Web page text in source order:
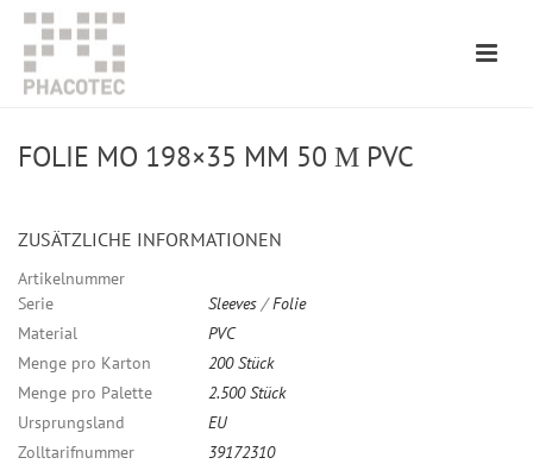
FOLIE MO 198×35 MM 50 Μ PVC
ZUSÄTZLICHE INFORMATIONEN
Artikelnummer
Serie
Sleeves /Folie
Material
PVC
Menge pro Karton
200 Stück
Menge pro Palette
2.500 Stück
Ursprungsland
EU
Zolltarifnummer
39172310